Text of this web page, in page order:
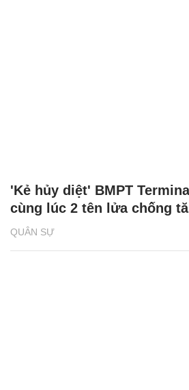
QUÂN SỰ
'Kẻ hủy diệt' BMPT
cùng lúc 2 tên lửa chống